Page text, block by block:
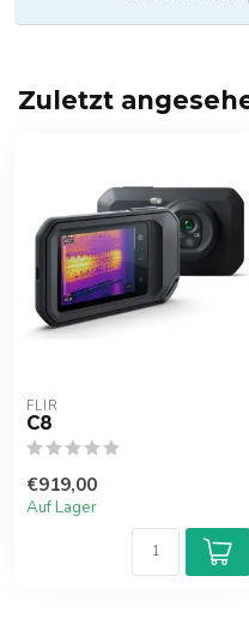
Zuletzt
FLIR
C8
€919,00
Auf Lager